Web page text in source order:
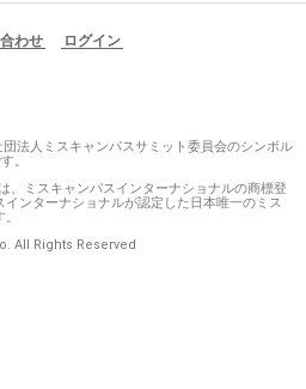
わせ ログイン
団法人ミスキャンパスサミット委員会のシンボル
。
、ミスキャンパスインターナショナルの商標登
ンターナショナルが認定した日本唯一のミス
All Rights Reserved